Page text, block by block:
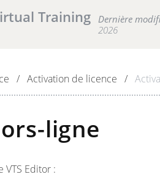
Training Dernière
2026
votre recherche .
/ Activation de licence /
ligne
Editor :